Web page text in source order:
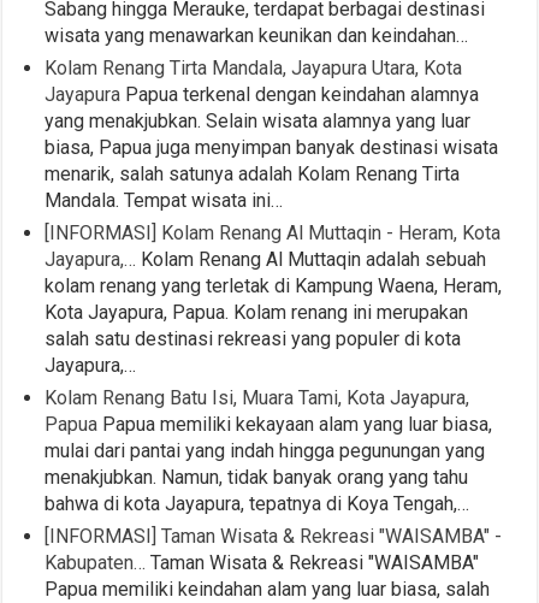
Sabang hingga Merauke, terdapat berbagai destinasi
wisata yang menawarkan keunikan dan keindahan…
Kolam Renang Tirta Mandala, Jayapura Utara, Kota
Jayapura Papua terkenal dengan keindahan alamnya
yang menakjubkan. Selain wisata alamnya yang luar
biasa, Papua juga menyimpan banyak destinasi wisata
menarik, salah satunya adalah Kolam Renang Tirta
Mandala. Tempat wisata ini…
[INFORMASI] Kolam Renang Al Muttaqin - Heram, Kota
Jayapura,… Kolam Renang Al Muttaqin adalah sebuah
kolam renang yang terletak di Kampung Waena, Heram,
Kota Jayapura, Papua. Kolam renang ini merupakan
salah satu destinasi rekreasi yang populer di kota
Jayapura,…
Kolam Renang Batu Isi, Muara Tami, Kota Jayapura,
Papua Papua memiliki kekayaan alam yang luar biasa,
mulai dari pantai yang indah hingga pegunungan yang
menakjubkan. Namun, tidak banyak orang yang tahu
bahwa di kota Jayapura, tepatnya di Koya Tengah,…
[INFORMASI] Taman Wisata & Rekreasi "WAISAMBA" -
Kabupaten… Taman Wisata & Rekreasi "WAISAMBA"
Papua memiliki keindahan alam yang luar biasa, salah